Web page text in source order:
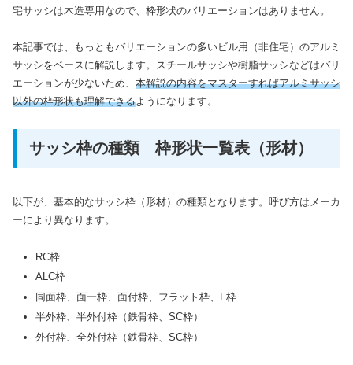
宅サッシは木造専用なので、枠形状のバリエーションはありません。
本記事では、もっともバリエーションの多いビル用（非住宅）のアルミ
サッシをベースに解説します。スチールサッシや樹脂サッシなどはバリ
エーションが少ないため、 本解説の内容をマスターすればアルミサッシ
以外の枠形状も理解できるようになります。
サッシ枠の種類 枠形状一覧表（形材）
以下が、基本的なサッシ枠（形材）の種類となります。呼び方はメーカ
ーにより異なります。
RC枠
ALC枠
同面枠、面一枠、面付枠、フラット枠、F枠
半外枠、半外付枠（鉄骨枠、SC枠）
外付枠、全外付枠（鉄骨枠、SC枠）